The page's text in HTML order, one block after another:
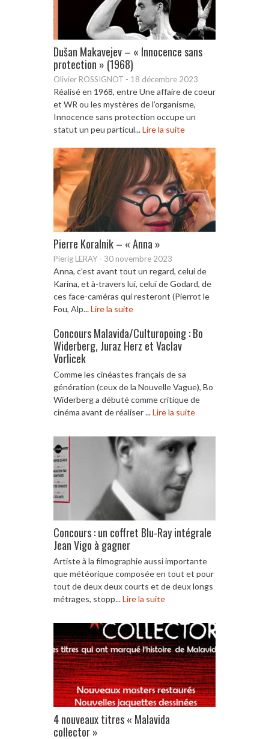
Dušan Makavejev – « Innocence sans
protection » (1968)
Olivier ROSSIGNOT - 18 décembre 2023
Réalisé en 1968, entre Une affaire de coeur
et WR ou les mystères de l’organisme,
Innocence sans protection occupe un
statut un peu particul...Lire la suite
Pierre Koralnik – « Anna »
Pierig LERAY - 30 novembre 2023
Anna, c’est avant tout un regard, celui de
Karina, et à-travers lui, celui de Godard, de
ces face-caméras qui resteront (Pierrot le
Fou, Alp...Lire la suite
Concours Malavida/Culturopoing : Bo
Widerberg, Juraz Herz et Vaclav
Vorlicek
Comme les cinéastes français de sa
génération (ceux de la Nouvelle Vague), Bo
Widerberg a débuté comme critique de
cinéma avant de réaliser ...Lire la suite
Concours : un coffret Blu-Ray intégrale
Jean Vigo à gagner
Artiste à la filmographie aussi importante
que météorique composée en tout et pour
tout de deux deux courts et de deux longs
métrages, stopp...Lire la suite
4 nouveaux titres « Malavida
collector »